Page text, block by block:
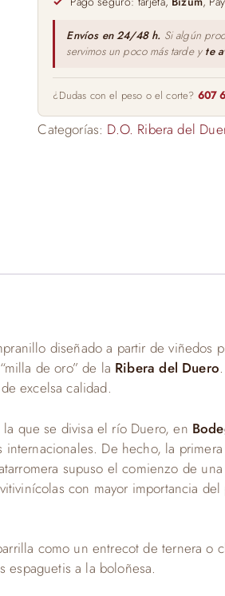
Envíos en 24/48 h. Si algún
servimos un poco más tarde y te
¿Dudas con el peso o el corte? 607
Categorías: D.O. Ribera del
diseñado a partir de viñedos
de oro” de la Ribera del Duero
excelsa calidad.
que se divisa el río Duero, en
De hecho, la
supuso el comienzo de
con mayor importancia
como un entrecot de ternera o
espaguetis a la boloñesa.